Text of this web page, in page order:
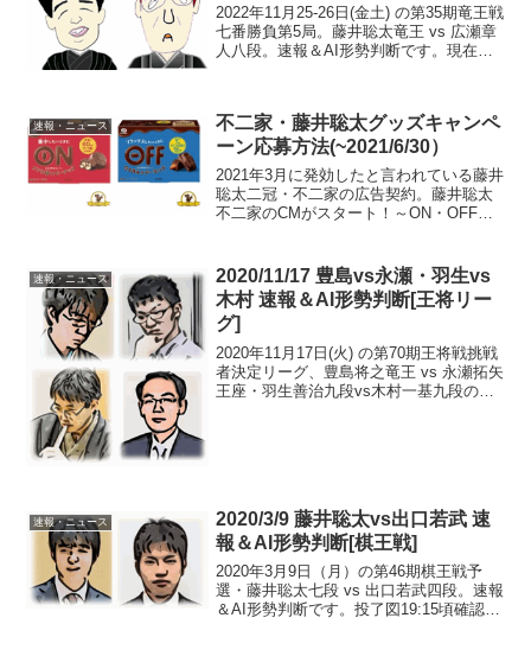
2022年11月25-26日(金土) の第35期竜王戦
七番勝負第5局。藤井聡太竜王 vs 広瀬章
人八段。速報＆AI形勢判断です。現在の
速報・ニュース
不二家・藤井聡太グッズキャンペ
ーン応募方法(~2021/6/30）
2021年3月に発効したと言われている藤井
聡太二冠・不二家の広告契約。藤井聡太
不二家のCMがスタート！～ON・OFFチ
1,000名に当選するキャンペーンがスター
トした。...
速報・ニュース
2020/11/17 豊島vs永瀬・羽生vs
木村 速報＆AI形勢判断[王将リー
グ]
2020年11月17日(火) の第70期王将戦挑戦
者決定リーグ、豊島将之竜王 vs 永瀬拓矢
王座・羽生善治九段vs木村一基九段の速
速報・ニュース
2020/3/9 藤井聡太vs出口若武 速
報＆AI形勢判断[棋王戦]
2020年3月9日（月）の第46期棋王戦予
選・藤井聡太七段 vs 出口若武四段。速報
＆AI形勢判断です。投了図19:15頃確認中